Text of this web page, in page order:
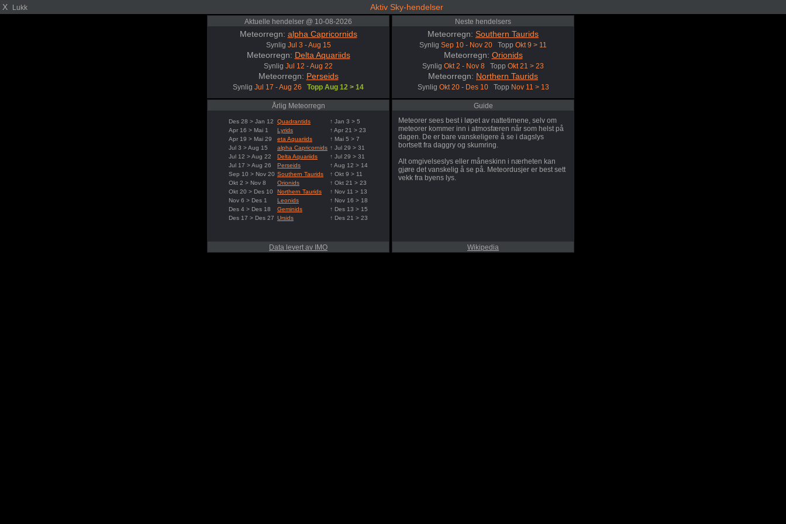
X Lukk Aktiv Sky-hendelser
Aktuelle hendelser @ 10-08-2026
Meteorregn: alpha Capricornids
Synlig Jul 3 - Aug 15
Meteorregn: Delta Aquariids
Synlig Jul 12 - Aug 22
Meteorregn: Perseids
Synlig Jul 17 - Aug 26 Topp Aug 12 > 14
Neste hendelsers
Meteorregn: Southern Taurids
Synlig Sep 10 - Nov 20 Topp Okt 9 > 11
Meteorregn: Orionids
Synlig Okt 2 - Nov 8 Topp Okt 21 > 23
Meteorregn: Northern Taurids
Synlig Okt 20 - Des 10Topp Nov 11 > 13
Årlig Meteorregn
Des 28 > Jan 12 Quadrantids
↑ Jan 3 > 5
Apr 16 > Mai 1
Lyrids
↑ Apr 21 > 23
Apr 19 > Mai 29
eta Aquariids
↑ Mai 5 > 7
Jul 3 > Aug 15
alpha Capricornids ↑ Jul 29 > 31
Jul 12 > Aug 22
Delta Aquariids
↑ Jul 29 > 31
Jul 17 > Aug 26
Perseids
↑ Aug 12 > 14
Sep 10 > Nov 20 Southern Taurids
↑ Okt 9 > 11
Okt 2 > Nov 8
Orionids
↑ Okt 21 > 23
Okt 20 > Des 10
Northern Taurids
↑ Nov 11 > 13
Nov 6 > Des 1
Leonids
↑ Nov 16 > 18
Des 4 > Des 18
Geminids
↑ Des 13 > 15
Des 17 > Des 27 Ursids ↑ Des 21 > 23
Data levert av IMO
Guide
Meteorer sees best i løpet av nattetimene, selv om
meteorer kommer inn i atmosfæren når som helst på
dagen. De er bare vanskeligere å se i dagslys
bortsett fra daggry og skumring.
Alt omgivelseslys eller måneskinn i nærheten kan
gjøre det vanskelig å se på. Meteordusjer er best sett
vekk fra byens lys.
Wikipedia